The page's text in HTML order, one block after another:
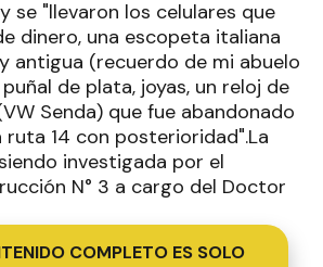
se "llevaron los celulares que
dinero, una escopeta italiana
antigua (recuerdo de mi abuelo
de plata, joyas, un reloj de
Senda) que fue abandonado
ruta 14 con posterioridad".La
investigada por el
N° 3 a cargo del Doctor
COMPLETO ES SOLO